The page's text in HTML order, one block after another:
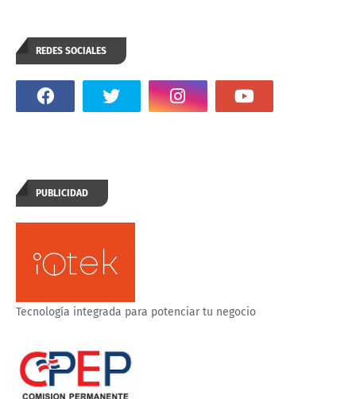
REDES SOCIALES
PUBLICIDAD
Tecnología integrada para potenciar tu negocio